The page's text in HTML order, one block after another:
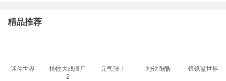
精品推荐
迷你世界
植物大战僵尸
2
元气骑士 地铁跑酷 饥饿鲨世界